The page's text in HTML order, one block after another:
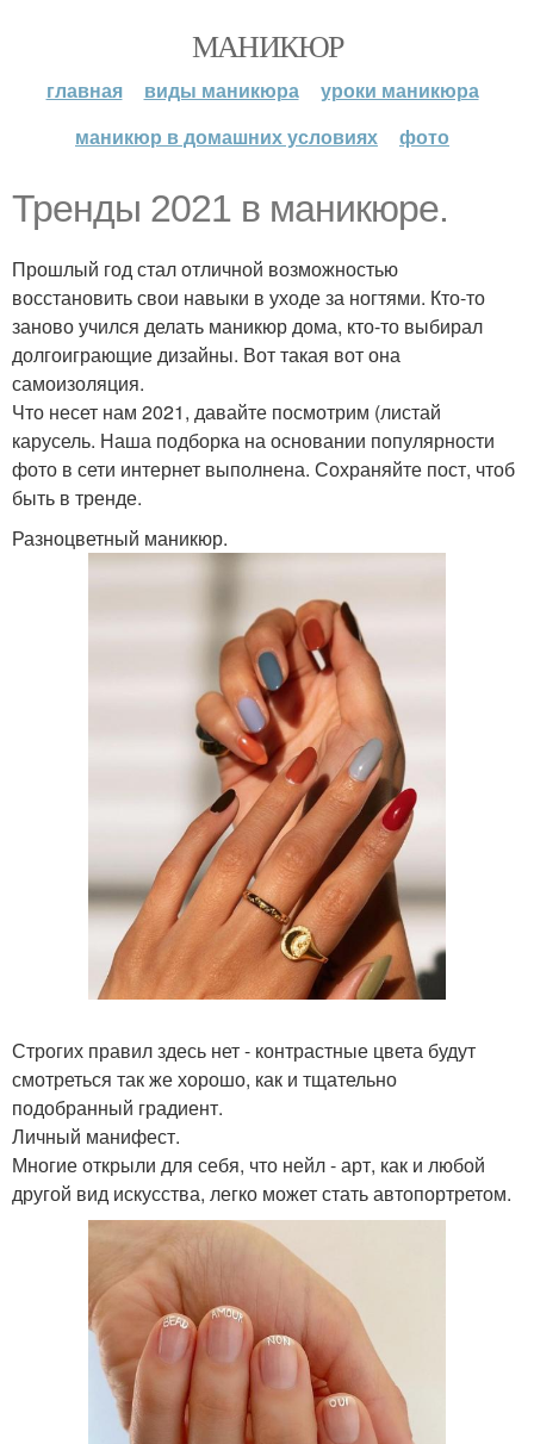
МАНИКЮР
главная виды маникюра
уроки маникюра
маникюр в домашних условиях
фото
Тренды 2021 в маникюре.
Прошлый год стал отличной возможностью
восстановить свои навыки в уходе за ногтями. Кто-то
заново учился делать маникюр дома, кто-то выбирал
долгоиграющие дизайны. Вот такая вот она
самоизоляция.
Что несет нам 2021, давайте посмотрим (листай
карусель. Наша подборка на основании популярности
фото в сети интернет выполнена. Сохраняйте пост, чтоб
быть в тренде.
Разноцветный маникюр.
Строгих правил здесь нет - контрастные цвета будут
смотреться так же хорошо, как и тщательно
подобранный градиент.
Личный манифест.
Многие открыли для себя, что нейл - арт, как и любой
другой вид искусства, легко может стать автопортретом.